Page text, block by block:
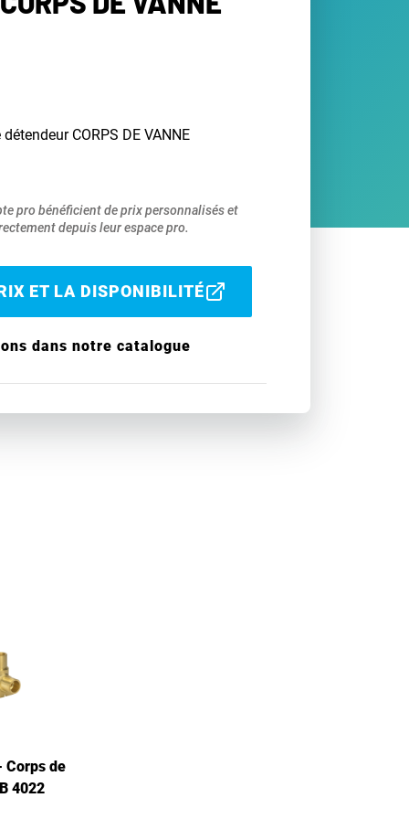
CORPS DE VANNE
pro bénéficient de prix personnalisés et
depuis leur espace pro.
ET LA DISPONIBILITÉ
dans notre catalogue
Corps de
4022